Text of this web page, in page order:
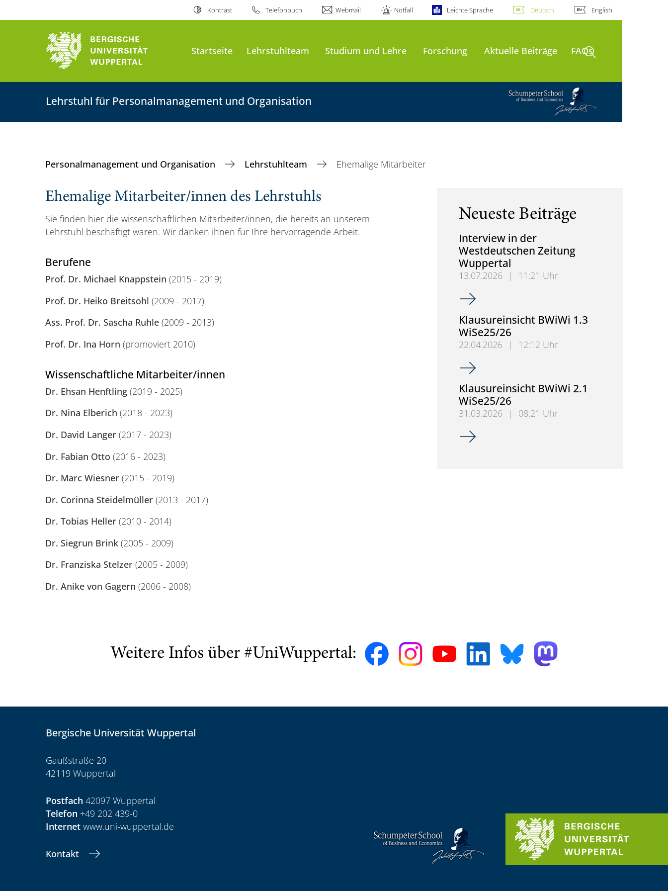
Kontrast Telefonbuch Webmail Notfall Leichte Sprache Deutsch English
Startseite Lehrstuhlteam Studium und Lehre Forschung Aktuelle Beiträge FAQs
Suche öffnen
Lehrstuhl für Personalmanagement und Organisation
Personalmanagement und Organisation Lehrstuhlteam Ehemalige Mitarbeiter
Ehemalige Mitarbeiter/innen des Lehrstuhls
Sie finden hier die wissenschaftlichen Mitarbeiter/innen, die bereits an unserem
Lehrstuhl beschäftigt waren. Wir danken ihnen für Ihre hervorragende Arbeit.
Berufene
Prof. Dr. Michael Knappstein (2015 - 2019)
Prof. Dr. Heiko Breitsohl (2009 - 2017)
Ass. Prof. Dr. Sascha Ruhle(2009 - 2013)
Prof. Dr. Ina Horn (promoviert 2010)
Wissenschaftliche Mitarbeiter/innen
Dr. Ehsan Henftling(2019 - 2025)
Dr. Nina Elberich (2018 - 2023)
Dr. David Langer(2017 - 2023)
Dr. Fabian Otto (2016 - 2023)
Dr. Marc Wiesner (2015 - 2019)
Dr. Corinna Steidelmüller(2013 - 2017)
Dr. Tobias Heller(2010 - 2014)
Dr. Siegrun Brink(2005 - 2009)
Dr. Franziska Stelzer(2005 - 2009)
Dr. Anike von Gagern (2006 - 2008)
Neueste Beiträge
Interview in der
Westdeutschen Zeitung
Wuppertal
13.07.2026 |
11:21 Uhr
Interview in der Westdeutschen Zeitung Wuppertal
Klausureinsicht BWiWi 1.3
WiSe25/26
22.04.2026 |
12:12 Uhr
Klausureinsicht BWiWi 1.3 WiSe25/26
Klausureinsicht BWiWi 2.1
WiSe25/26
31.03.2026 |
08:21 Uhr
Klausureinsicht BWiWi 2.1 WiSe25/26
Weitere Infos über #UniWuppertal:
Bergische Universität Wuppertal
Gaußstraße 20
42119 Wuppertal
Postfach 42097 Wuppertal
Telefon +49 202 439-0
Internet www.uni-wuppertal.de
Kontakt